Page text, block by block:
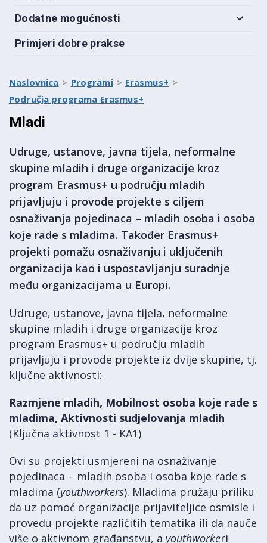
Dodatne mogućnosti
Primjeri dobre prakse
Naslovnica Programi
Erasmus+
Područja programa Erasmus+
Mladi
Udruge, ustanove, javna tijela, neformalne
skupine mladih i druge organizacije kroz
program Erasmus+ u području mladih
prijavljuju i provode projekte s ciljem
osnaživanja pojedinaca – mladih osoba i osoba
koje rade s mladima. Također Erasmus+
projekti pomažu osnaživanju i uključenih
organizacija kao i uspostavljanju suradnje
među organizacijama u Europi.
Udruge, ustanove, javna tijela, neformalne
skupine mladih i druge organizacije kroz
program Erasmus+ u području mladih
prijavljuju i provode projekte iz dvije skupine, tj.
ključne aktivnosti:
Razmjene mladih, Mobilnost osoba koje rade s
mladima, Aktivnosti sudjelovanja mladih
(Ključna aktivnost 1 - KA1)
Ovi su projekti usmjereni na osnaživanje
pojedinaca – mladih osoba i osoba koje rade s
mladima (youthworkers). Mladima pružaju priliku
da uz pomoć organizacije prijaviteljice osmisle i
provedu projekte različitih tematika ili da nauče
više o aktivnom građanstvu, a youthworkeri